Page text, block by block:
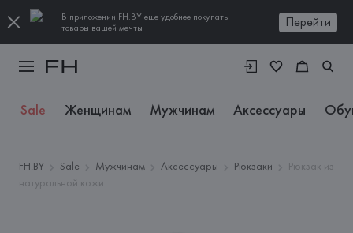
В приложении FH.BY еще удобнее покупать
товары вашей мечты
Перейти
Sale Женщинам Мужчинам Аксессуары
FH.BY Sale Мужчинам Аксессуары Рюкзаки
Рюкзак из
натуральной кожи